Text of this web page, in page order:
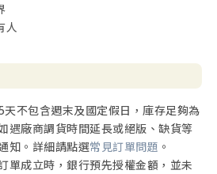
人
不包含週末及國定假日，庫存足夠為
遇廠商調貨時間延長或絕版、缺貨等
知。詳細請點選常見訂單問題 。
單成立時，銀行預先授權金額，並未